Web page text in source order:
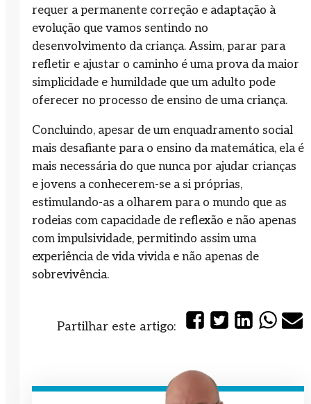
requer a permanente correção e adaptação à
evolução que vamos sentindo no
desenvolvimento da criança. Assim, parar para
refletir e ajustar o caminho é uma prova da maior
simplicidade e humildade que um adulto pode
oferecer no processo de ensino de uma criança.
Concluindo, apesar de um enquadramento social
mais desafiante para o ensino da matemática, ela é
mais necessária do que nunca por ajudar crianças
e jovens a conhecerem-se a si próprias,
estimulando-as a olharem para o mundo que as
rodeias com capacidade de reflexão e não apenas
com impulsividade, permitindo assim uma
experiência de vida vivida e não apenas de
sobrevivência.
Partilhar este artigo: